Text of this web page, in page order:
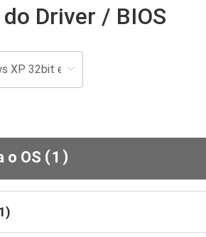
Driver / BIOS
o OS (1 )
1)